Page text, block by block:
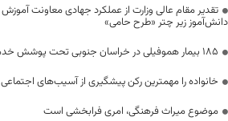
دانش‌آموز زیر چتر «طرح حامی»
۱۸۵ بیمار هموفیلی در خراسان جنوبی تحت پوشش خدمات بیمه سلامت قرار دارند
خانواده را مهمترین رکن پیشگیری از آسیب‌های اجتماعی
موضوع میراث فرهنگی، امری فرابخشی است